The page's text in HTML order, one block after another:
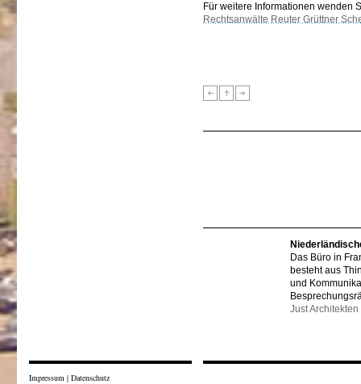
Für weitere Informationen wenden
Rechtsanwälte Reuter Grüttner
Das Büro in
besteht aus
und
Just Architekten
Impressum | Datenschutz